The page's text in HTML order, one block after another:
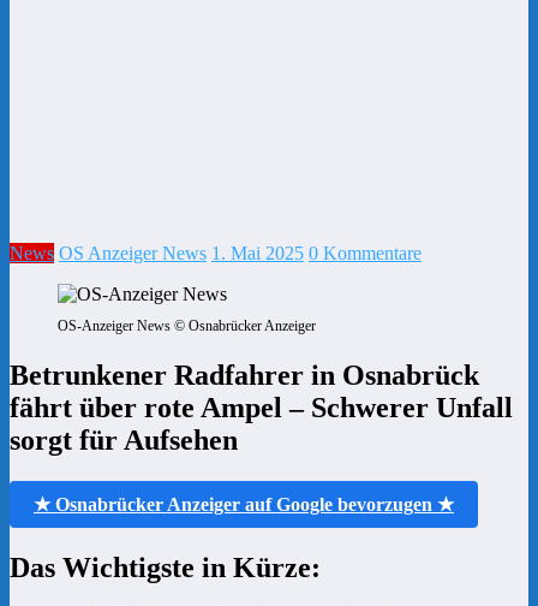
News OS Anzeiger News 1. Mai 2025 0 Kommentare
OS-Anzeiger News © Osnabrücker Anzeiger
Betrunkener Radfahrer in Osnabrück
fährt über rote Ampel – Schwerer Unfall
sorgt für Aufsehen
★ Osnabrücker Anzeiger auf Google bevorzugen ★
Das Wichtigste in Kürze: